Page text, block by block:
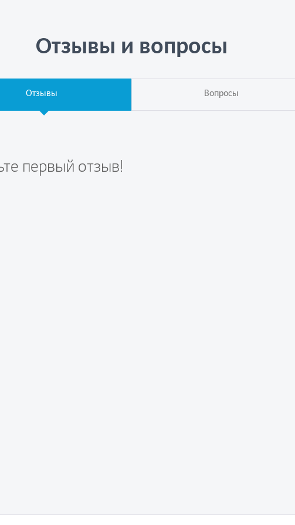
Отзывы и вопросы
Отзывы Вопросы
первый отзыв!
вопрос первым!